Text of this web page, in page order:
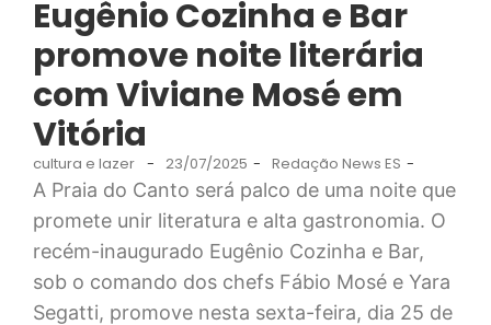
Eugênio Cozinha e Bar
promove noite literária
com Viviane Mosé em
Vitória
cultura e lazer - 23/07/2025 - Redação News ES -
A Praia do Canto será palco de uma noite que
promete unir literatura e alta gastronomia. O
recém-inaugurado Eugênio Cozinha e Bar,
sob o comando dos chefs Fábio Mosé e Yara
Segatti, promove nesta sexta-feira, dia 25 de